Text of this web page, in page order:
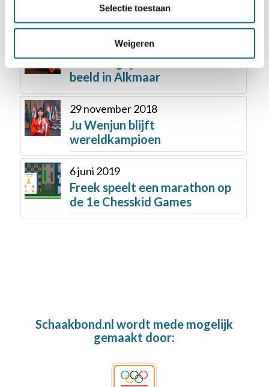
Selectie toestaan
Weigeren
‘ChessMates’
17 januari 2019
NOS Jeugdjournaal: NK VO in
beeld in Alkmaar
29 november 2018
Ju Wenjun blijft
wereldkampioen
6 juni 2019
Freek speelt een marathon op
de 1e Chesskid Games
Schaakbond.nl wordt mede mogelijk
gemaakt door: